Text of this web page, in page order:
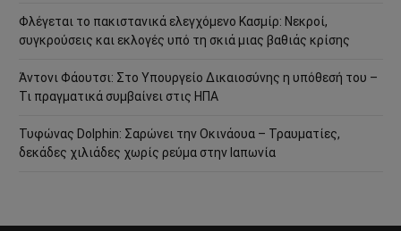
Φλέγεται το πακιστανικά ελεγχόμενο Κασμίρ: Νεκροί,
συγκρούσεις και εκλογές υπό τη σκιά μιας βαθιάς κρίσης
Άντονι Φάουτσι: Στο Υπουργείο Δικαιοσύνης η υπόθεσή του –
Τι πραγματικά συμβαίνει στις ΗΠΑ
Τυφώνας Dolphin: Σαρώνει την Οκινάουα – Τραυματίες,
δεκάδες χιλιάδες χωρίς ρεύμα στην Ιαπωνία